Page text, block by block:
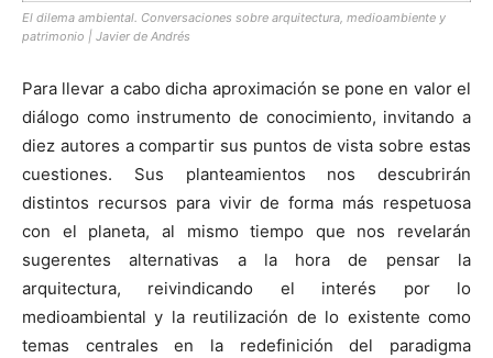
El dilema ambiental. Conversaciones sobre arquitectura, medioambiente y
patrimonio | Javier de Andrés
Para llevar a cabo dicha aproximación se pone en valor el
diálogo como instrumento de conocimiento, invitando a
diez autores a compartir sus puntos de vista sobre estas
cuestiones. Sus planteamientos nos descubrirán
distintos recursos para vivir de forma más respetuosa
con el planeta, al mismo tiempo que nos revelarán
sugerentes alternativas a la hora de pensar la
arquitectura, reivindicando el interés por lo
medioambiental y la reutilización de lo existente como
temas centrales en la redefinición del paradigma